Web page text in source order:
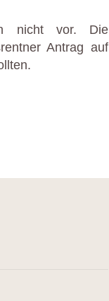
nicht vor. Die
Antrag auf